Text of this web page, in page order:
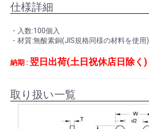
仕様詳細
・入数:100個入
・材質:無酸素銅(JIS規格同様の材料を使用)
納期 : 翌日出荷(土日祝休店日除く)
取り扱い一覧